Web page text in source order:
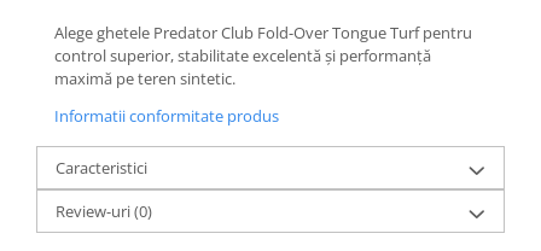
Alege ghetele Predator Club Fold-Over Tongue Turf pentru
control superior, stabilitate excelentă și performanță
maximă pe teren sintetic.
Informatii conformitate produs
Caracteristici
Review-uri(0)